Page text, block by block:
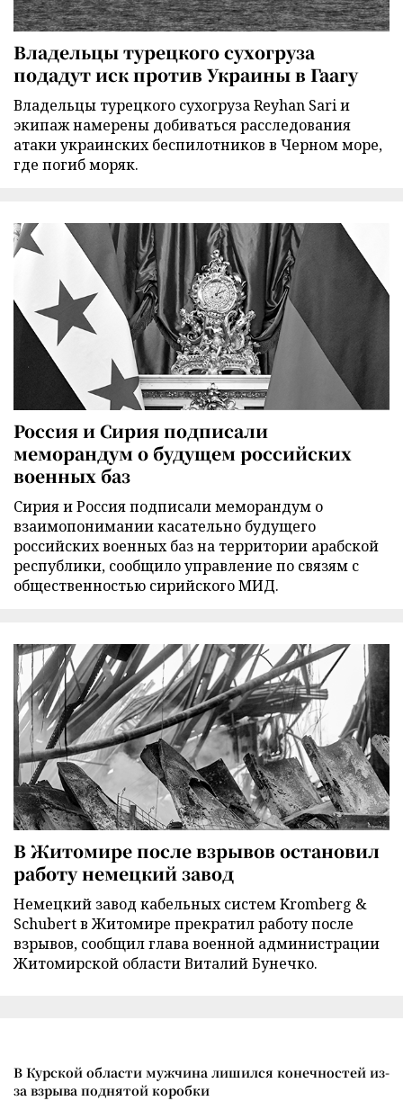
Владельцы турецкого сухогруза
подадут иск против Украины в Гаагу
Владельцы турецкого сухогруза Reyhan Sari и
экипаж намерены добиваться расследования
атаки украинских беспилотников в Черном море,
где погиб моряк.
Россия и Сирия подписали
меморандум о будущем российских
военных баз
Сирия и Россия подписали меморандум о
взаимопонимании касательно будущего
российских военных баз на территории арабской
республики, сообщило управление по связям с
общественностью сирийского МИД.
В Житомире после взрывов остановил
работу немецкий завод
Немецкий завод кабельных систем Kromberg &
Schubert в Житомире прекратил работу после
взрывов, сообщил глава военной администрации
Житомирской области Виталий Бунечко.
В Курской области мужчина лишился конечностей из-
за взрыва поднятой коробки